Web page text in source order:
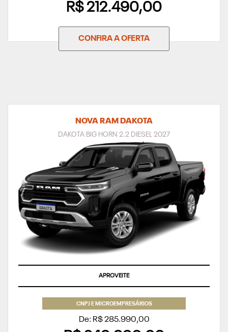
R$ 212.490,00
CONFIRA A OFERTA
NOVA RAM DAKOTA
DAKOTA BIG HORN 2.2 DIESEL 2027
APROVEITE
CNPJ E MICROEMPRESÁRIOS
De: R$ 285.990,00